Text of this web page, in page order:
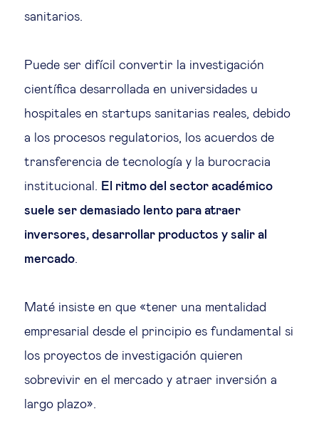
sanitarios.
Puede ser difícil convertir la investigación
científica desarrollada en universidades u
hospitales en startups sanitarias reales, debido
a los procesos regulatorios, los acuerdos de
transferencia de tecnología y la burocracia
institucional. El ritmo del sector académico
suele ser demasiado lento para atraer
inversores, desarrollar productos y salir al
mercado.
Maté insiste en que «tener una mentalidad
empresarial desde el principio es fundamental si
los proyectos de investigación quieren
sobrevivir en el mercado y atraer inversión a
largo plazo».